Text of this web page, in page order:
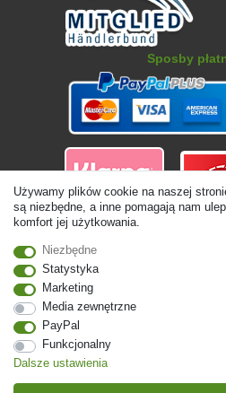
Sposby
ustawę 19% VAT Ceny podstawowe zobacz
dostaw do Polski!
Odstąp od umowy tutaj
Używamy plików cookie na naszej
są niezbędne, a inne pomagają nam
komfort jej użytkowania.
Niezbędne
Statystyka
Marketing
Media zewnętrzne
PayPal
Funkcjonalny
Dalsze ustawienia